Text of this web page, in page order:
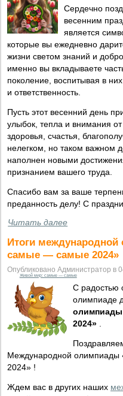
Сердечно
весенним
является
которые вы ежедневно
жизни светом знаний и
именно вы вкладываете
поколение, воспитывая в
и ответственность.
Пусть этот весенний день
улыбок, тепла и внимания
здоровья, счастья,
нелегком, но таком важном
наполнен новыми
признанием вашего труда.
Спасибо вам за ваше
преданность делу! С
Читать далее
Итоги
самые — самые 2024»
Опубликовано Администратор в
Живой мир: самые — самые
С радостью
олимпиаде
2024» .
Международной
2024» !
Ждем вас в других наших